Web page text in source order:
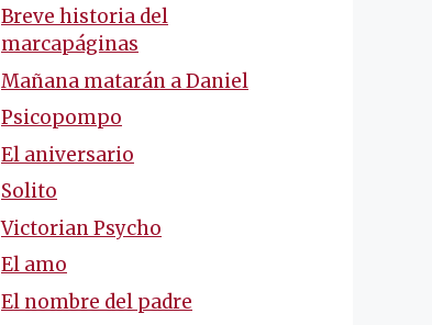
Breve historia del
marcapáginas
Mañana matarán a Daniel
Psicopompo
El aniversario
Solito
Victorian Psycho
El amo
El nombre del padre